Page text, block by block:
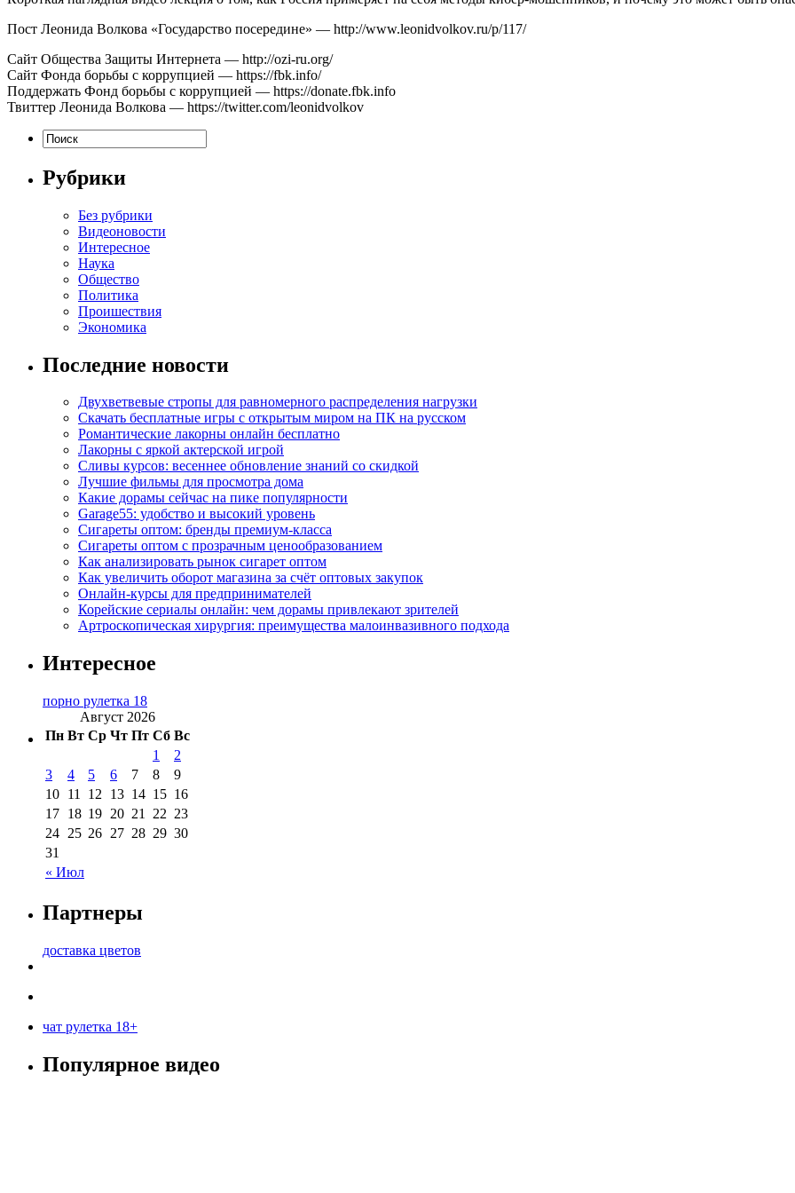
Пост Леонида Волкова «Государство посередине» — http://www.leonidvolkov.ru/p/117/
Сайт Общества Защиты Интернета — http://ozi-ru.org/
Сайт Фонда борьбы с коррупцией — https://fbk.info/
Поддержать Фонд борьбы с коррупцией — https://donate.fbk.info
Твиттер Леонида Волкова — https://twitter.com/leonidvolkov
Рубрики
Без рубрики
Видеоновости
Интересное
Наука
Общество
Политика
Проишествия
Экономика
Последние новости
Двухветвевые стропы для равномерного распределения нагрузки
Скачать бесплатные игры с открытым миром на ПК на русском
Романтические лакорны онлайн бесплатно
Лакорны с яркой актерской игрой
Сливы курсов: весеннее обновление знаний со скидкой
Лучшие фильмы для просмотра дома
Какие дорамы сейчас на пике популярности
Garage55: удобство и высокий уровень
Сигареты оптом: бренды премиум-класса
Сигареты оптом с прозрачным ценообразованием
Как анализировать рынок сигарет оптом
Как увеличить оборот магазина за счёт оптовых закупок
Онлайн-курсы для предпринимателей
Корейские сериалы онлайн: чем дорамы привлекают зрителей
Артроскопическая хирургия: преимущества малоинвазивного подхода
Интересное
порно рулетка 18
Август 2026
Пн Вт Ср Чт Пт Сб Вс
« Июл
1
2
3
4 5 6 7 8
9
10 11 12 13 14 15 16
17 18 19 20 21 22 23
24 25 26 27 28 29 30
31
Партнеры
доставка цветов
чат рулетка 18+
Популярное видео